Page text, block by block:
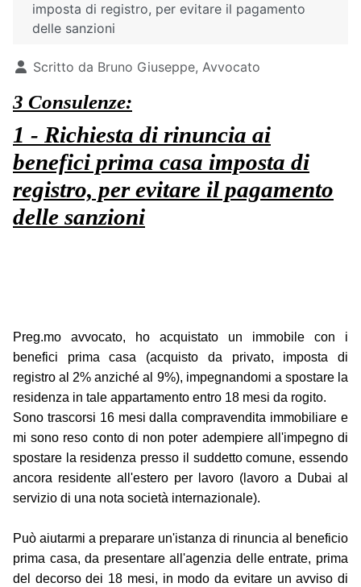
imposta di registro, per evitare il pagamento
delle sanzioni
Dettagli
Scritto da Bruno Giuseppe, Avvocato
3 Consulenze:
1 - Richiesta di rinuncia ai
benefici prima casa imposta di
registro, per evitare il pagamento
delle sanzioni
Preg.mo avvocato, ho acquistato un immobile con i
benefici prima casa (acquisto da privato, imposta di
registro al 2% anziché al 9%), impegnandomi a spostare la
residenza in tale appartamento entro 18 mesi da rogito.
Sono trascorsi 16 mesi dalla compravendita immobiliare e
mi sono reso conto di non poter adempiere all'impegno di
spostare la residenza presso il suddetto comune, essendo
ancora residente all'estero per lavoro (lavoro a Dubai al
servizio di una nota società internazionale).
Può aiutarmi a preparare un'istanza di rinuncia al beneficio
prima casa, da presentare all'agenzia delle entrate, prima
del decorso dei 18 mesi, in modo da evitare un avviso di